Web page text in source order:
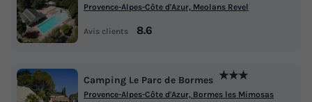
Provence-Alpes-Côte d'Azur, Meolans Revel
Avis clients 8.6
Camping Le Parc de Bormes ★★★
Provence-Alpes-Côte d'Azur, Bormes les Mimosas